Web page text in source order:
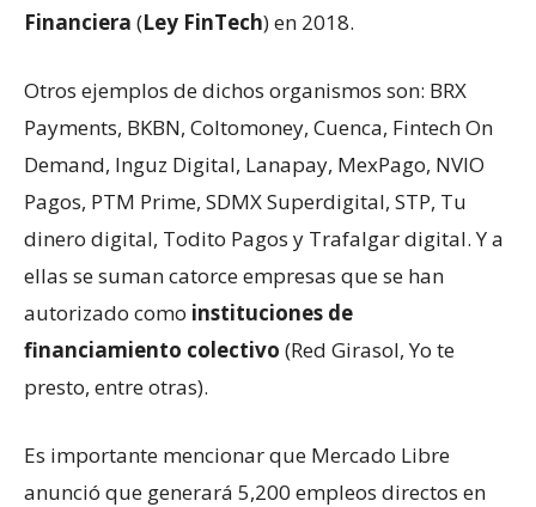
Financiera (Ley FinTech) en 2018.
Otros ejemplos de dichos organismos son: BRX
Payments, BKBN, Coltomoney, Cuenca, Fintech On
Demand, Inguz Digital, Lanapay, MexPago, NVIO
Pagos, PTM Prime, SDMX Superdigital, STP, Tu
dinero digital, Todito Pagos y Trafalgar digital. Y a
ellas se suman catorce empresas que se han
autorizado como instituciones de
financiamiento colectivo (Red Girasol, Yo te
presto, entre otras).
Es importante mencionar que Mercado Libre
anunció que generará 5,200 empleos directos en